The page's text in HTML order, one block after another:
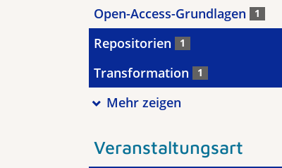
Open-Access-Grundlagen 1
Repositorien 1
Transformation 1
Mehr zeigen
Veranstaltungsart